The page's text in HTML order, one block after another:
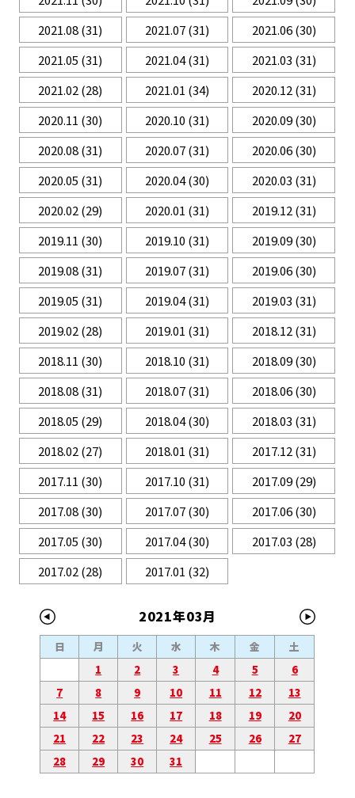
2021.08(31) 2021.07(31) 2021.06(30)
2021.05 (31) 2021.04(31) 2021.03 (31)
2021.02(28) 2021.01 (34) 2020.12(31)
2020.11 (30) 2020.10 (31) 2020.09(30)
2020.08(31) 2020.07(31) 2020.06(30)
2020.05 (31) 2020.04(30) 2020.03 (31)
2020.02(29) 2020.01 (31) 2019.12(31)
2019.11 (30) 2019.10 (31) 2019.09(30)
2019.08(31) 2019.07(31) 2019.06(30)
2019.05 (31) 2019.04(31) 2019.03 (31)
2019.02(28) 2019.01 (31) 2018.12(31)
2018.11 (30) 2018.10 (31) 2018.09(30)
2018.08(31) 2018.07(31) 2018.06(30)
2018.05 (29) 2018.04(30) 2018.03 (31)
2018.02(27) 2018.01 (31) 2017.12(31)
2017.11 (30) 2017.10 (31) 2017.09(29)
2017.08(30) 2017.07(30) 2017.06(30)
2017.05 (30) 2017.04(30) 2017.03 (28)
2017.02(28) 2017.01 (32)
2021年03月
日 月 火 水 木 金
土
1
2 3 4 5
6
7
8 9 10 11 12
13
14
15 16 17 18 19
20
21
22 23 24 25 26
27
28
29 30 31